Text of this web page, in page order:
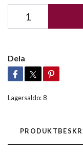
Dela
Lagersaldo:8